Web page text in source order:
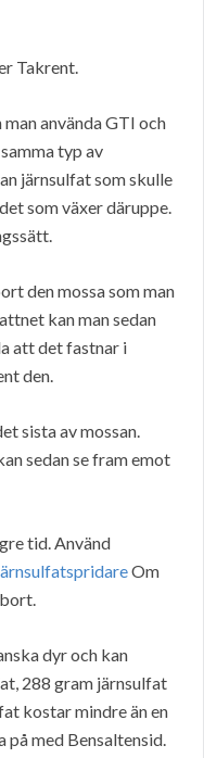
Takrent.
använda GTI och
typ av
järnsulfat som skulle
som växer däruppe.
den mossa som man
kan man sedan
att det fastnar i
den.
sista av mossan.
sedan se fram emot
tid. Använd
Om
dyr och kan
288 gram järnsulfat
kostar mindre än en
med Bensaltensid.